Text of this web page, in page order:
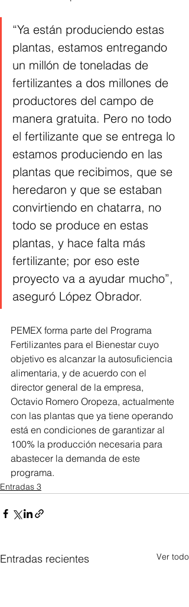
“Ya están produciendo estas
plantas, estamos entregando
un millón de toneladas de
fertilizantes a dos millones de
productores del campo de
manera gratuita. Pero no todo
el fertilizante que se entrega lo
estamos produciendo en las
plantas que recibimos, que se
heredaron y que se estaban
convirtiendo en chatarra, no
todo se produce en estas
plantas, y hace falta más
fertilizante; por eso este
proyecto va a ayudar mucho”,
aseguró López Obrador.
PEMEX forma parte del Programa
Fertilizantes para el Bienestar cuyo
objetivo es alcanzar la autosuficiencia
alimentaria, y de acuerdo con el
director general de la empresa,
Octavio Romero Oropeza, actualmente
con las plantas que ya tiene operando
está en condiciones de garantizar al
100% la producción necesaria para
abastecer la demanda de este
programa.
Entradas 3
Entradas recientes Ver todo